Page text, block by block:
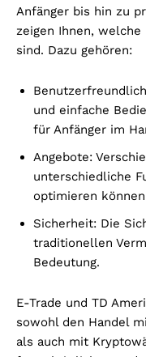
Anfänger bis hin zu
zeigen Ihnen,
sind. Dazu gehören:
und einfache
für Anfänger im
Angebote:
unterschiedliche
optimieren
Sicherheit: Die
traditionellen
Bedeutung.
E-Trade und TD
sowohl den Handel
als auch mit